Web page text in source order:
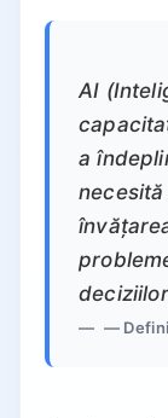
Aplicații
5.3.
5.4.
5.5.
AI
a
—